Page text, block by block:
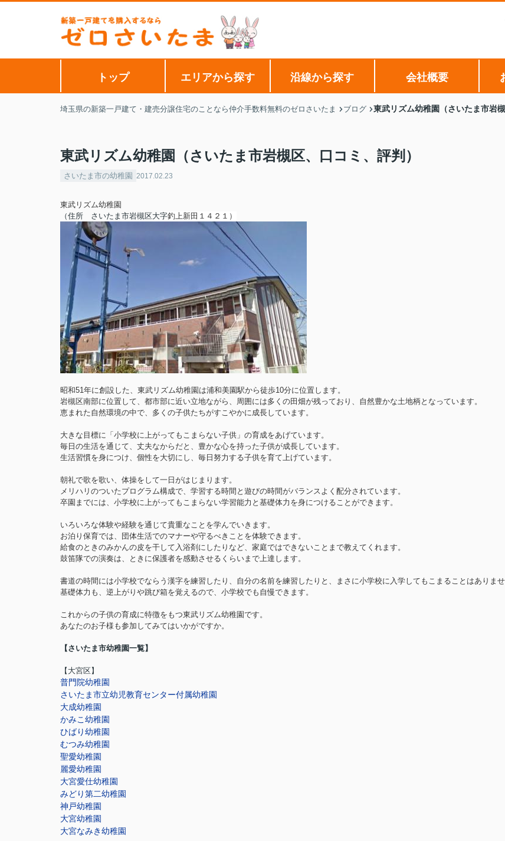
トップ エリアから探す 沿線から探す 会社概要
埼玉県の新築一戸建て・建売分譲住宅のことなら仲介手数料無料のゼロさいたま ブログ 東武リズム幼稚園（さいたま市岩
東武リズム幼稚園（さいたま市岩槻区、口コミ、評判）
さいたま市の幼稚園 2017.02.23
東武リズム幼稚園
（住所 さいたま市岩槻区大字釣上新田１４２１ ）
昭和51年に創設した、東武リズム幼稚園は浦和美園駅から徒歩10分に位置します。
岩槻区南部に位置して、都市部に近い立地ながら、周囲には多くの田畑が残っており、自然豊かな土地柄となっています。
恵まれた自然環境の中で、多くの子供たちがすこやかに成長しています。
大きな目標に「小学校に上がってもこまらない子供」の育成をあげています。
毎日の生活を通じて、丈夫なからだと、豊かな心を持った子供が成長しています。
生活習慣を身につけ、個性を大切にし、毎日努力する子供を育て上げています。
朝礼で歌を歌い、体操をして一日がはじまります。
メリハリのついたプログラム構成で、学習する時間と遊びの時間がバランスよく配分されています。
卒園までには、小学校に上がってもこまらない学習能力と基礎体力を身につけることができます。
いろいろな体験や経験を通じて貴重なことを学んでいきます。
お泊り保育では、団体生活でのマナーや守るべきことを体験できます。
給食のときのみかんの皮を干して入浴剤にしたりなど、家庭ではできないことまで教えてくれます。
鼓笛隊での演奏は、ときに保護者を感動させるくらいまで上達します。
書道の時間には小学校でならう漢字を練習したり、自分の名前を練習したりと、まさに小学校に入学してもこまることはありませ
基礎体力も、逆上がりや跳び箱を覚えるので、小学校でも自慢できます。
これからの子供の育成に特徴をもつ東武リズム幼稚園です。
あなたのお子様も参加してみてはいかがですか。
【さいたま市幼稚園一覧】
【大宮区】
普門院幼稚園
さいたま市立幼児教育センター付属幼稚園
大成幼稚園
かみこ幼稚園
ひばり幼稚園
むつみ幼稚園
聖愛幼稚園
麗愛幼稚園
大宮愛仕幼稚園
みどり第二幼稚園
神戸幼稚園
大宮幼稚園
大宮なみき幼稚園